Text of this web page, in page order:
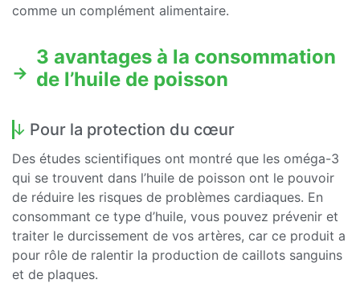
comme un complément alimentaire.
3 avantages à la consommation
de l’huile de poisson
Pour la protection du cœur
Des études scientifiques ont montré que les oméga-3
qui se trouvent dans l’huile de poisson ont le pouvoir
de réduire les risques de problèmes cardiaques. En
consommant ce type d’huile, vous pouvez prévenir et
traiter le durcissement de vos artères, car ce produit a
pour rôle de ralentir la production de caillots sanguins
et de plaques.